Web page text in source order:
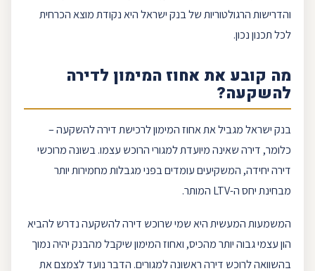
והדרישות הרגולטוריות שלבנק ישראלהיא נקודת מוצא הכרחית
לכל תכנון נכון.
מה קובע את אחוז המימון לדירה
להשקעה?
בנק ישראלמגביל את אחוז המימון לרכישת דירהלהשקעה –
כלומר, דירה שאינה מיועדת למגורי הרוכש עצמו. בשונה מרוכשי
דירה יחידה, המשקיעים עומדים בפני מגבלות מחמירות יותר
מבחינת יחס ה-LTV המותר.
המשמעות המעשית היא שמי שרוכש דירה להשקעה נדרש להביא
הון עצמיגבוה יותר מהכיס, ואחוז המימון שיקבל מהבנק יהיה נמוך
בהשוואה לרוכש דירה ראשונהלמגורים. הדבר נועד לצמצם את